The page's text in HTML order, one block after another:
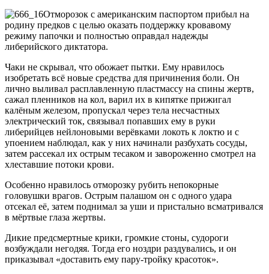
Отморозок с американским паспортом прибыл на
родину предков с целью оказать поддержку кровавому
режиму папочки и полностью оправдал надежды
либерийского диктатора.
Чаки не скрывал, что обожает пытки. Ему нравилось
изобретать всё новые средства для причинения боли. Он
лично выливал расплавленную пластмассу на спины жертв,
сажал пленников на кол, варил их в кипятке прижигал
калёным железом, пропускал через тела несчастных
электрический ток, связывал попавших ему в руки
либерийцев нейлоновыми верёвками локоть к локтю и с
упоением наблюдал, как у них начинали разбухать сосуды,
затем рассекал их острым тесаком и завороженно смотрел на
хлеставшие потоки крови.
Особенно нравилось отморозку рубить непокорные
головушки врагов. Острым палашом он с одного удара
отсекал её, затем поднимал за уши и пристально всматривался
в мёртвые глаза жертвы.
Дикие предсмертные крики, громкие стоны, судороги
возбуждали негодяя. Тогда его ноздри раздувались, и он
приказывал «доставить ему пару-тройку красоток».